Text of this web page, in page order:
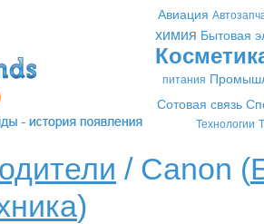
Авиация
химия Бытовая
питания
Сотовая связь
Технологии
/ Canon (
)